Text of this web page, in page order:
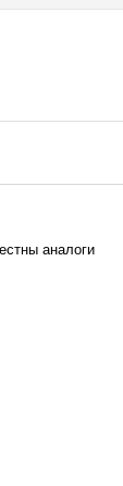
аналоги